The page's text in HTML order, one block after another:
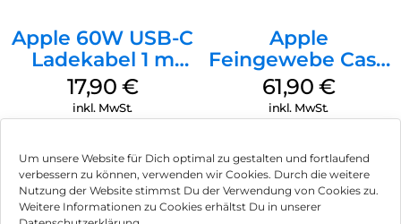
Um unsere Website für Dich optimal zu gestalten und fortlaufend
verbessern zu können, verwenden wir Cookies. Durch die weitere
Nutzung der Website stimmst Du der Verwendung von Cookies zu.
Weitere Informationen zu Cookies erhältst Du in unserer
Apple 60W USB-C
Ladekabel 1 m
Weiß
17,90 €
inkl. MwSt.
Apple
Feingewebe Case
iPhone 15 Pro
MagSafe Schwarz
61,90 €
inkl. MwSt.
Impressum